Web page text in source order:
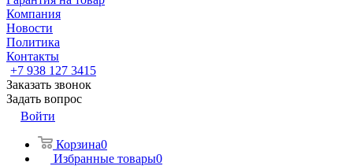
Компания
Новости
Политика
Контакты
+7 938 127 3415
Заказать звонок
Задать вопрос
Войти
Корзина0
Избранные товары0